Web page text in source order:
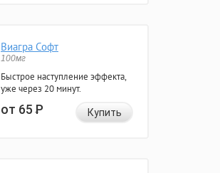
Виагра Софт
100мг
Быстрое наступление эффекта,
уже через 20 минут.
от 65Р Купить